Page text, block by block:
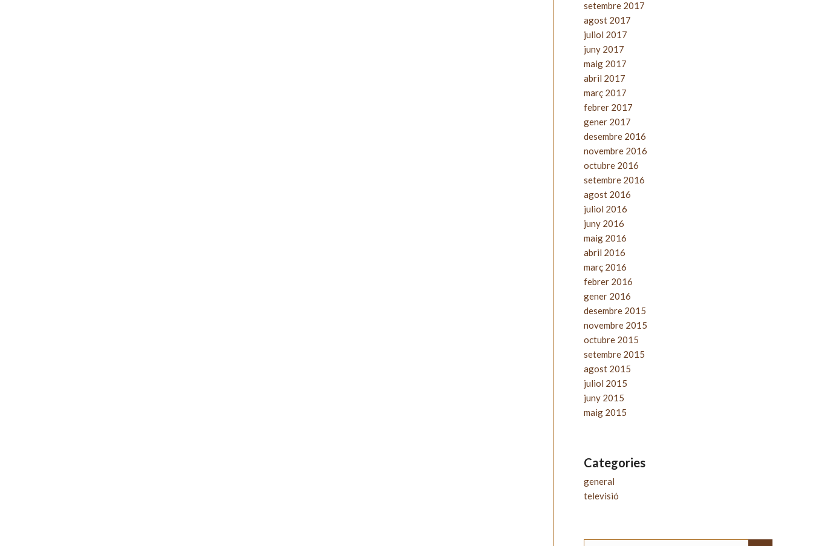
setembre 2017
agost 2017
juliol 2017
juny 2017
maig 2017
abril 2017
març 2017
febrer 2017
gener 2017
desembre 2016
novembre 2016
octubre 2016
setembre 2016
agost 2016
juliol 2016
juny 2016
maig 2016
abril 2016
març 2016
febrer 2016
gener 2016
desembre 2015
novembre 2015
octubre 2015
setembre 2015
agost 2015
juliol 2015
juny 2015
maig 2015
Categories
general
televisió